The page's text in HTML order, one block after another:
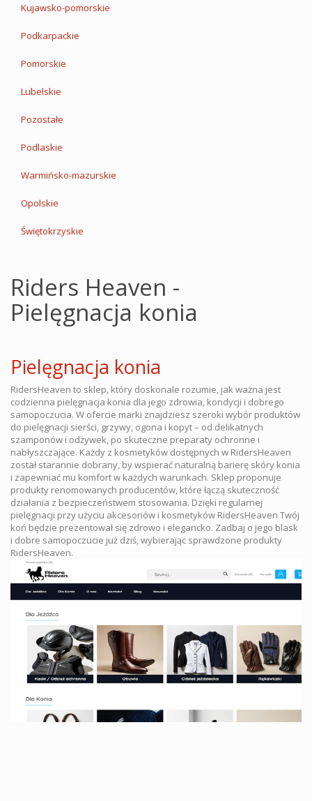
Kujawsko-pomorskie
Podkarpackie
Pomorskie
Lubelskie
Pozostałe
Podlaskie
Warmińsko-mazurskie
Opolskie
Świętokrzyskie
Riders Heaven -
Pielęgnacja konia
Pielęgnacja konia
RidersHeaven to sklep, który doskonale rozumie, jak ważna jest
codzienna pielęgnacja konia dla jego zdrowia, kondycji i dobrego
samopoczucia. W ofercie marki znajdziesz szeroki wybór produktów
do pielęgnacji sierści, grzywy, ogona i kopyt – od delikatnych
szamponów i odżywek, po skuteczne preparaty ochronne i
nabłyszczające. Każdy z kosmetyków dostępnych w RidersHeaven
został starannie dobrany, by wspierać naturalną barierę skóry konia
i zapewniać mu komfort w każdych warunkach. Sklep proponuje
produkty renomowanych producentów, które łączą skuteczność
działania z bezpieczeństwem stosowania. Dzięki regularnej
pielęgnacji przy użyciu akcesoriów i kosmetyków RidersHeaven Twój
koń będzie prezentował się zdrowo i elegancko. Zadbaj o jego blask
i dobre samopoczucie już dziś, wybierając sprawdzone produkty
RidersHeaven.